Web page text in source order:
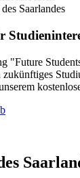
Saarlandes
"Future